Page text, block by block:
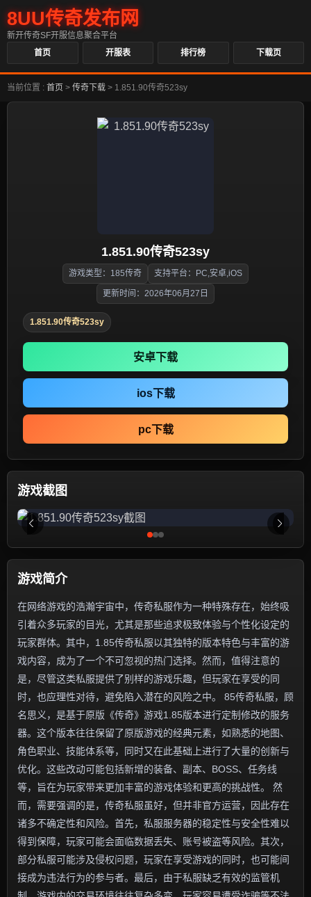
8UU传奇发布网
新开传奇SF开服信息聚合平台
首页
开服表 排行榜 下载页
当前位置 : 首页 > 传奇下载 > 1.851.90传奇523sy
1.851.90传奇523sy
游戏类型：185传奇 支持平台：PC,安卓,iOS
更新时间：2026年06月27日
1.851.90传奇523sy
安卓下载
ios下载
pc下载
游戏截图
游戏简介
在网络游戏的浩瀚宇宙中，传奇私服作为一种特殊存在，始终吸
引着众多玩家的目光，尤其是那些追求极致体验与个性化设定的
玩家群体。其中，1.85传奇私服以其独特的版本特色与丰富的游
戏内容，成为了一个不可忽视的热门选择。然而，值得注意的
是，尽管这类私服提供了别样的游戏乐趣，但玩家在享受的同
时，也应理性对待，避免陷入潜在的风险之中。 85传奇私服，顾
名思义，是基于原版《传奇》游戏1.85版本进行定制修改的服务
器。这个版本往往保留了原版游戏的经典元素，如熟悉的地图、
角色职业、技能体系等，同时又在此基础上进行了大量的创新与
优化。这些改动可能包括新增的装备、副本、BOSS、任务线
等，旨在为玩家带来更加丰富的游戏体验和更高的挑战性。 然
而，需要强调的是，传奇私服虽好，但并非官方运营，因此存在
诸多不确定性和风险。首先，私服服务器的稳定性与安全性难以
得到保障，玩家可能会面临数据丢失、账号被盗等风险。其次，
部分私服可能涉及侵权问题，玩家在享受游戏的同时，也可能间
接成为违法行为的参与者。最后，由于私服缺乏有效的监管机